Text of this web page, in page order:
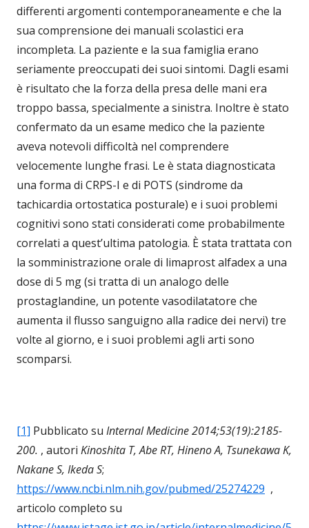
differenti argomenti contemporaneamente e che la
sua comprensione dei manuali scolastici era
incompleta. La paziente e la sua famiglia erano
seriamente preoccupati dei suoi sintomi. Dagli esami
è risultato che la forza della presa delle mani era
troppo bassa, specialmente a sinistra. Inoltre è stato
confermato da un esame medico che la paziente
aveva notevoli difficoltà nel comprendere
velocemente lunghe frasi. Le è stata diagnosticata
una forma di CRPS-I e di POTS (sindrome da
tachicardia ortostatica posturale) e i suoi problemi
cognitivi sono stati considerati come probabilmente
correlati a quest’ultima patologia. È stata trattata con
la somministrazione orale di limaprost alfadex a una
dose di 5 mg (si tratta di un analogo delle
prostaglandine, un potente vasodilatatore che
aumenta il flusso sanguigno alla radice dei nervi) tre
volte al giorno, e i suoi problemi agli arti sono
scomparsi.
[1] Pubblicato su Internal Medicine 2014;53(19):2185-
200. , autori Kinoshita T, Abe RT, Hineno A, Tsunekawa K,
Nakane S, Ikeda S;
https://www.ncbi.nlm.nih.gov/pubmed/25274229 ,
articolo completo su